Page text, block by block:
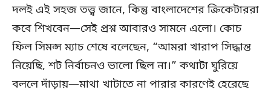
দলই এই সহজ তত্ত্ব জানে, কিন্তু বাংলাদেশের ক্রিকেটাররা
কবে শিখবেন—সেই প্রশ্ন আবারও সামনে এলো। কোচ
ফিল সিমন্স ম্যাচ শেষে বলেছেন, “আমরা খারাপ সিদ্ধান্ত
নিয়েছি, শট নির্বাচনও ভালো ছিল না।” কথাটা ঘুরিয়ে
বললে দাঁড়ায়—মাথা খাটাতে না পারার কারণেই হেরেছে